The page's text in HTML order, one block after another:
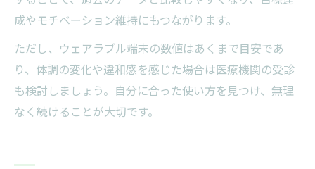
成やモチベーション維持にもつながります。
ただし、ウェアラブル端末の数値はあくまで目安であ
り、体調の変化や違和感を感じた場合は医療機関の受診
も検討しましょう。自分に合った使い方を見つけ、無理
なく続けることが大切です。